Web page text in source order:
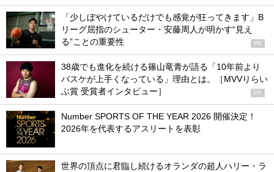
「少しぼやけているだけでも感覚が狂ってきます」B
リーグ屈指のシューター・安藤周人が明かす“見え
る”ことの重要性
PR
38歳でも進化を続ける篠山竜青が語る「10年前より
バスケが上手くなっている」理由とは。［MVVりらい
ぶ賞 受賞者インタビュー］
PR
Number SPORTS OF THE YEAR 2026 開催決定！
2026年を代表するアスリートを表彰
世界の頂点に君臨し続けるオランダの超人ハリー・ラ